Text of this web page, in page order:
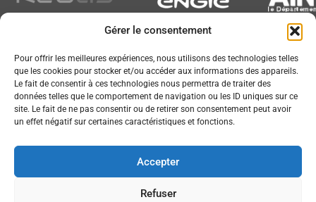
Gérer le consentement
Pour offrir les meilleures expériences, nous utilisons des technologies telles
que les cookies pour stocker et/ou accéder aux informations des appareils.
Le fait de consentir à ces technologies nous permettra de traiter des
données telles que le comportement de navigation ou les ID uniques sur ce
site. Le fait de ne pas consentir ou de retirer son consentement peut avoir
un effet négatif sur certaines caractéristiques et fonctions.
Accepter
Refuser
Newsletter
Plan du site